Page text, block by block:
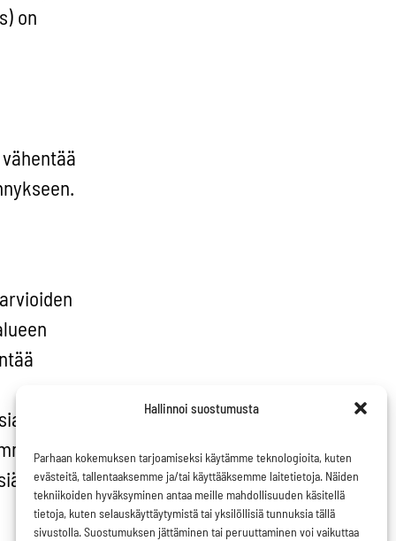
Hallinnoi suostumusta
Parhaan kokemuksen tarjoamiseksi käytämme teknologioita, kuten
evästeitä, tallentaaksemme ja/tai käyttääksemme laitetietoja. Näiden
tekniikoiden hyväksyminen antaa meille mahdollisuuden käsitellä
tietoja, kuten selauskäyttäytymistä tai yksilöllisiä tunnuksia tällä
sivustolla. Suostumuksen jättäminen tai peruuttaminen voi vaikuttaa
on
ja sitä